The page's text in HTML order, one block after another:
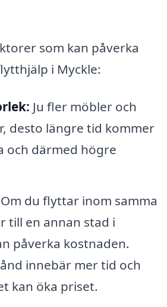
som kan påverka
i Myckle:
Ju fler möbler och
desto längre tid kommer
och därmed högre
Om du flyttar inom samma
till en annan stad i
påverka kostnaden.
innebär mer tid och
kan öka priset.